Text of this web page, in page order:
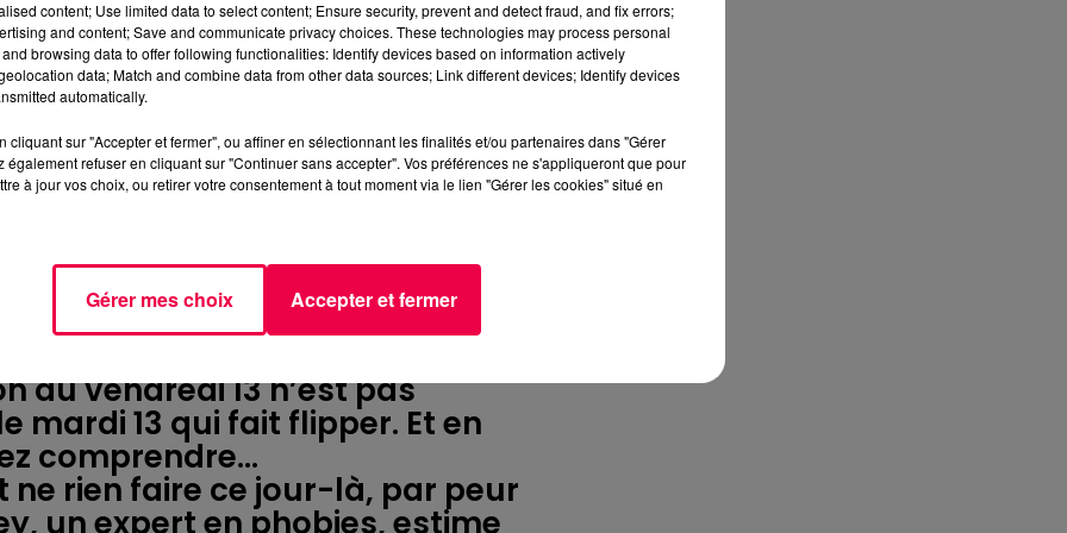
avouez-le, vous êtes soit en
tickets de loterie, soit
que la journée passe. Mais
D'où vient cette superstition ?
tout !
L'association du vendredi et du
Vendredi, c’est le
à cela la Cène, ce dernier
Jésus.
du vendredi 13 n’est pas
mardi 13 qui fait flipper. Et en
comprendre…
ne rien faire ce jour-là, par peur
un expert en phobies, estime
content; Use limited data to select content; Ensure security, prevent and detect fraud, and fix errors;
and content; Save and communicate privacy choices. These technologies may process personal
browsing data to offer following functionalities: Identify devices based on information actively
data; Match and combine data from other data sources; Link different devices; Identify devices
automatically.
cliquant sur "Accepter et fermer", ou affiner en sélectionnant les finalités et/ou partenaires dans "Gérer
également refuser en cliquant sur "Continuer sans accepter". Vos préférences ne s'appliqueront que pour
à jour vos choix, ou retirer votre consentement à tout moment via le lien "Gérer les cookies" situé en
Gérer mes choix Accepter et fermer